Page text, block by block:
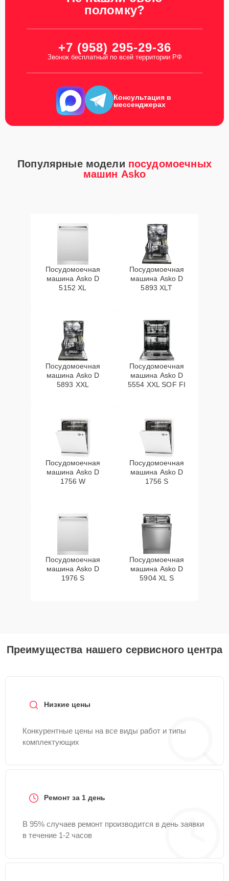
поломку?
+7 (958) 295-29-36
Звонок бесплатный по всей территории РФ
Консультация в
мессенджерах
Популярные модели посудомоечных
машин Asko
Посудомоечная
машина Asko D
5152 XL
Посудомоечная
машина Asko D
5893 XLT
Посудомоечная
машина Asko D
5893 XXL
Посудомоечная
машина Asko D
5554 XXL SOF FI
Посудомоечная
машина Asko D
1756 W
Посудомоечная
машина Asko D
1756 S
Посудомоечная
машина Asko D
1976 S
Посудомоечная
машина Asko D
5904 XL S
Преимущества нашего сервисного центра
Низкие цены
Конкурентные цены на все виды работ и типы
комплектующих
Ремонт за 1 день
В 95% случаев ремонт производится в день заявки
в течение 1-2 часов